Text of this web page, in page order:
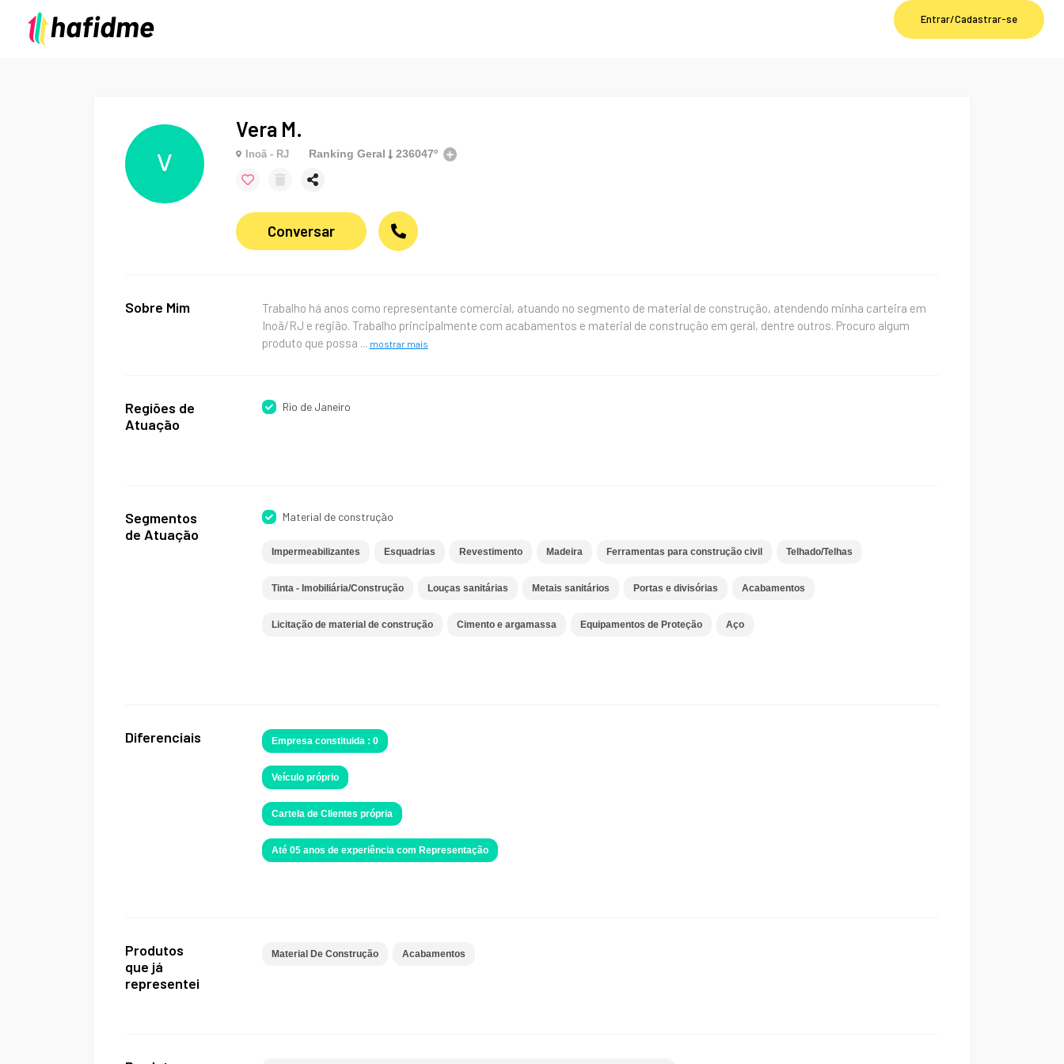
Entrar/Cadastrar-se
V
Vera M.
Inoã - RJ Ranking Geral 236047º
Conversar
Sobre Mim
Trabalho há anos como representante comercial, atuando no segmento de material de construção, atendendo minha carteira em
Inoã/RJ e região. Trabalho principalmente com acabamentos e material de construção em geral, dentre outros. Procuro algum
produto que possa ... mostrar mais
Regiões de
Atuação
Rio de Janeiro
Segmentos
de Atuação
Material de construção
Impermeabilizantes Esquadrias Revestimento Madeira Ferramentas para construção civil Telhado/Telhas
Tinta - Imobiliária/Construção Louças sanitárias Metais sanitários Portas e divisórias Acabamentos
Licitação de material de construção Cimento e argamassa Equipamentos de Proteção Aço
Diferenciais Empresa constituida : 0
Veículo próprio
Cartela de Clientes própria
Até 05 anos de experiência com Representação
Produtos
que já
representei
Material De Construção Acabamentos